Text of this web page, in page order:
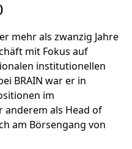
mehr als zwanzig Jahre
mit Fokus auf
institutionellen
BRAIN war er in
im
als Head of
am Börsengang von